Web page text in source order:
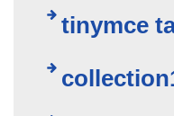
tinymce